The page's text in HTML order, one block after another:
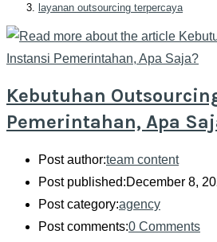
layanan outsourcing terpercaya
Kebutuhan
Pemerintahan, Apa
Post author:team content
Post published:December 8,
Post category:agency
Post comments:0 Comments